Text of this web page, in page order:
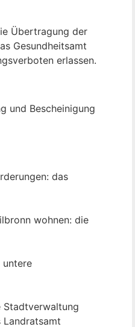
Übertragung der
Gesundheitsamt
erlassen.
und Bescheinigung
das
wohnen: die
untere
Stadtverwaltung
Landratsamt